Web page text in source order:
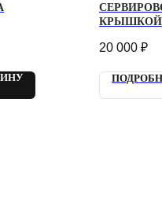
КРЫШКОЙ
20 000 ₽